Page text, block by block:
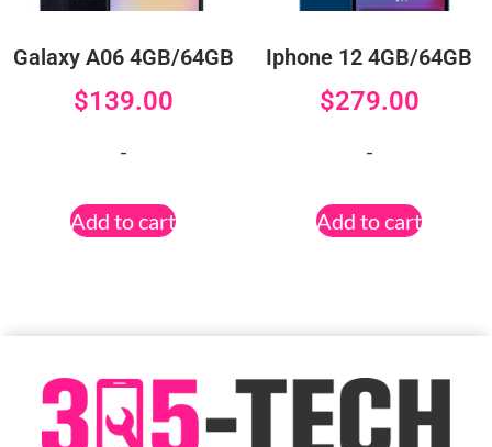
Galaxy A06 4GB/64GB
$139.00
-
Add to cart
Iphone 12 4GB/64GB
$279.00
-
Add to cart